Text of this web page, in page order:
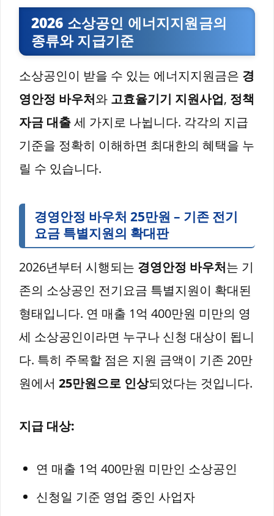
2026 소상공인 에너지지원금의
종류와 지급기준
소상공인이 받을 수 있는 에너지지원금은 경
영안정 바우처와 고효율기기 지원사업, 정책
자금 대출세 가지로 나뉩니다. 각각의 지급
기준을 정확히 이해하면 최대한의 혜택을 누
릴 수 있습니다.
경영안정 바우처 25만원 – 기존 전기
요금 특별지원의 확대판
2026년부터 시행되는 경영안정 바우처는 기
존의 소상공인 전기요금 특별지원이 확대된
형태입니다. 연 매출 1억 400만원 미만의 영
세 소상공인이라면 누구나 신청 대상이 됩니
다. 특히 주목할 점은 지원 금액이 기존 20만
원에서 25만원으로 인상되었다는 것입니다.
지급 대상:
연 매출 1억 400만원 미만인 소상공인
신청일 기준 영업 중인 사업자